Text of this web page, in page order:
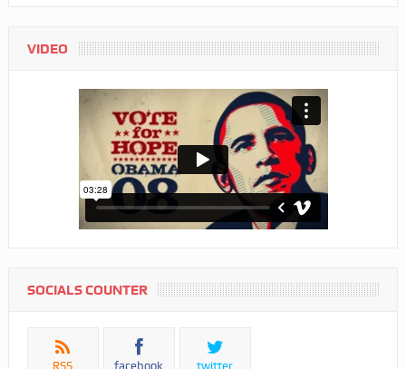
VIDEO
SOCIALS COUNTER
RSS facebook twitter